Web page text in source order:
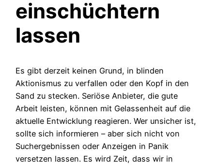
einschüchtern
lassen
Es gibt derzeit keinen Grund, in blinden
Aktionismus zu verfallen oder den Kopf in den
Sand zu stecken. Seriöse Anbieter, die gute
Arbeit leisten, können mit Gelassenheit auf die
aktuelle Entwicklung reagieren. Wer unsicher ist,
sollte sich informieren – aber sich nicht von
Suchergebnissen oder Anzeigen in Panik
versetzen lassen. Es wird Zeit, dass wir in